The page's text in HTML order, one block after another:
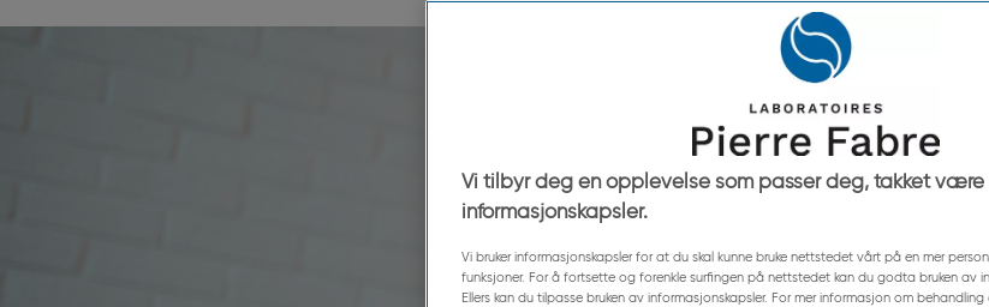
Vi tilbyr deg en opplevelse som passer deg, takket være
informasjonskapsler.
Vi bruker informasjonskapsler for at du skal kunne bruke nettstedet vårt på en mer
funksjoner. For å fortsette og forenkle surfingen på nettstedet kan du godta bruken av
Ellers kan du tilpasse bruken av informasjonskapsler. For mer informasjon om